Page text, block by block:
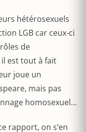
hétérosexuels
LGB car ceux-ci
de
il est tout à fait
joue un
mais pas
homosexuel…
rapport, on s’en